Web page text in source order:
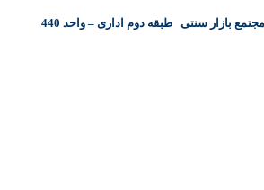
بازار سنتی طبقه دوم اداری – واحد 440